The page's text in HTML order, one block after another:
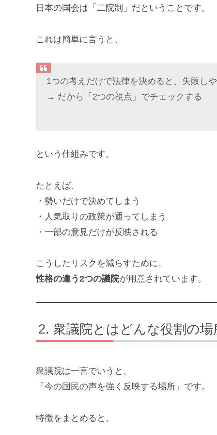
日本の国会は「二院制」だということです。
これは簡単に言うと、
1つの考えだけで法律を決めると、失敗し
→ だから「2つの視点」でチェックする
という仕組みです。
たとえば、
・勢いだけで決めてしまう
・人気取りの政策が通ってしまう
・一部の意見だけが反映される
こうしたリスクを減らすために、
性格の違う2つの議院が用意されています。
衆議院とはどんな役割の場
衆議院は一言でいうと、
「今の国民の声を強く反映する場所」です。
特徴をまとめると、